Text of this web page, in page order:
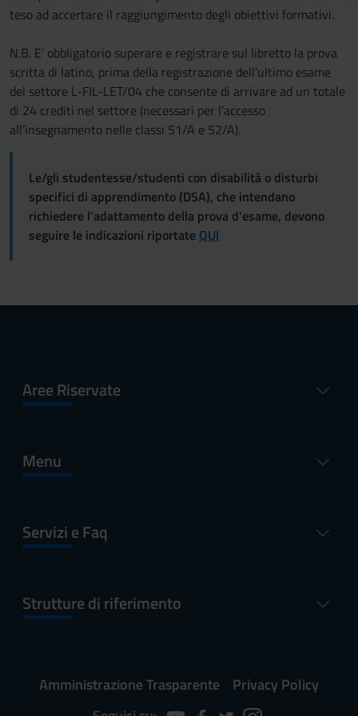
raccolto dal tuo utilizzo dei loro servizi.
teso ad accertare il raggiungimento degli obiettivi formativi.
N.B. E’ obbligatorio superare e registrare sul libretto la prova
scritta di latino, prima della registrazione dell’ultimo esame
del settore L-FIL-LET/04 che consente di arrivare ad un totale
di 24 crediti nel settore (necessari per l’accesso
all’insegnamento nelle classi 51/A e 52/A).
Le/gli studentesse/studenti con disabilità o disturbi
specifici di apprendimento (DSA), che intendano
richiedere l'adattamento della prova d'esame, devono
seguire le indicazioni riportate QUI
Aree Riservate
Menu
Servizi e Faq
Strutture di riferimento
Amministrazione Trasparente
Privacy Policy